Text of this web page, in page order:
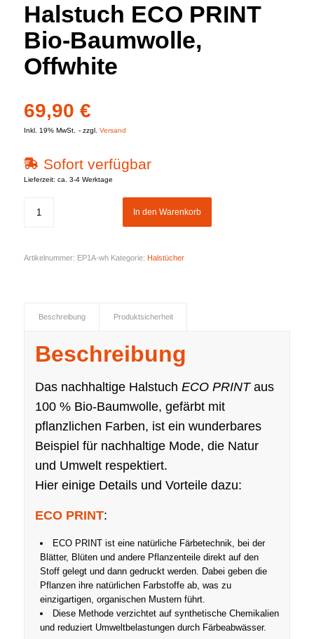
Halstuch ECO PRINT
Bio-Baumwolle,
Offwhite
69,90 €
Inkl. 19% MwSt. zzgl. Versand
Sofort verfügbar
Lieferzeit: ca. 3-4 Werktage
In den Warenkorb
Artikelnummer: EP1A-wh Kategorie: Halstücher
Beschreibung Produktsicherheit
Beschreibung
Das nachhaltige Halstuch ECO PRINTaus
100 % Bio-Baumwolle, gefärbt mit
pflanzlichen Farben, ist ein wunderbares
Beispiel für nachhaltige Mode, die Natur
und Umwelt respektiert.
Hier einige Details und Vorteile dazu:
ECO PRINT:
ECO PRINT ist eine natürliche Färbetechnik, bei der
Blätter, Blüten und andere Pflanzenteile direkt auf den
Stoff gelegt und dann gedruckt werden. Dabei geben die
Pflanzen ihre natürlichen Farbstoffe ab, was zu
einzigartigen, organischen Mustern führt.
Diese Methode verzichtet auf synthetische Chemikalien
und reduziert Umweltbelastungen durch Färbeabwässer.